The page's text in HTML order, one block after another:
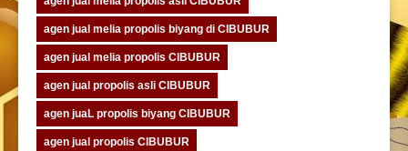
agen jual melia propolis biyang di CIBUBUR
agen jual melia propolis CIBUBUR
agen jual propolis asli CIBUBUR
agen juaL propolis biyang CIBUBUR
agen jual propolis CIBUBUR